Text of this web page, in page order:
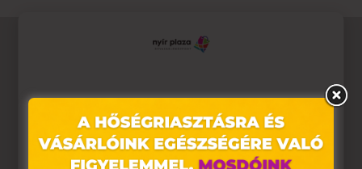
Ez az oldal sütiket használ
Weboldalunkon „cookie"-kat (továbbiakban „süti")
alkalmazunk. Ezek olyan fájlok, melyek információt